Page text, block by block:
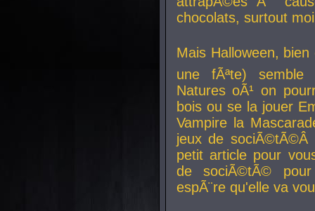
chocolats, surtout
Mais Halloween, bien
une fÃªte) semble
Natures oÃ¹ on
bois ou se la jouer
Vampire la
jeux de
petit article pour
de sociÃ©tÃ©
espÃ¨re qu'elle va